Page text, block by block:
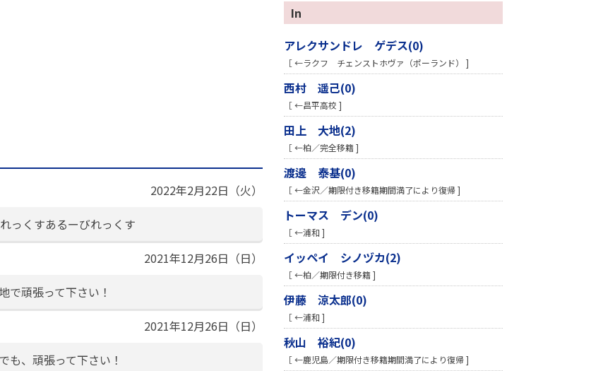
2022年2月22日（火）
っくすあるーびれっくす
2021年12月26日（日）
で頑張って下さい！
2021年12月26日（日）
も、頑張って下さい！
In
アレクサンドレ ゲデス(0)
［ ←ラクフ チェンストホヴァ（ポーランド） ]
西村 遥己(0)
［ ←昌平高校 ]
田上 大地(2)
［ ←柏／完全移籍 ]
渡邊 泰基(0)
［ ←金沢／期限付き移籍期間満了により復帰 ]
トーマス デン(0)
［ ←浦和 ]
イッペイ シノヅカ(2)
［ ←柏／期限付き移籍 ]
伊藤 涼太郎(0)
［ ←浦和 ]
秋山 裕紀(0)
［ ←鹿児島／期限付き移籍期間満了により復帰 ]